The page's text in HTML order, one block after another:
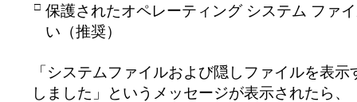
□ 保護されたオペレーティング システム ファ
い（推奨）
「システムファイルおよび隠しファイルを表
しました」というメッセージが表示されたら、